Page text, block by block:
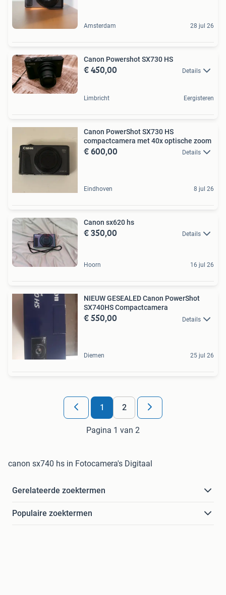
Amsterdam 28 jul 26
Canon Powershot SX730 HS
€ 450,00 Details
Limbricht Eergisteren
Canon PowerShot SX730 HS
compactcamera met 40x optische zoom
€ 600,00 Details
Eindhoven 8 jul 26
Canon sx620 hs
€ 350,00 Details
Hoorn 16 jul 26
NIEUW GESEALED Canon PowerShot
SX740HS Compactcamera
€ 550,00 Details
Diemen 25 jul 26
1 2
Pagina 1 van 2
canon sx740 hs in Fotocamera's Digitaal
Gerelateerde zoektermen
Populaire zoektermen